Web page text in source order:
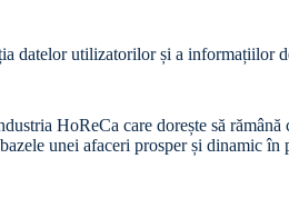
datelor utilizatorilor și a informațiilor
HoReCa care dorește să
unei afaceri prosper și dinamic